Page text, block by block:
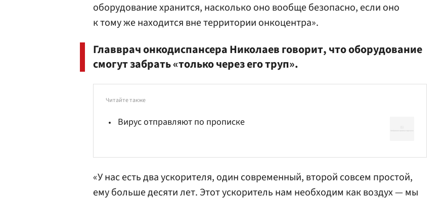
оборудование хранится, насколько оно вообще безопасно, если оно
к тому же находится вне территории онкоцентра».
Главврач онкодиспансера Николаев говорит, что оборудование
смогут забрать «только через его труп».
Читайте также
Вирус отправляют по прописке
«У нас есть два ускорителя, один современный, второй совсем простой,
ему больше десяти лет. Этот ускоритель нам необходим как воздух — мы